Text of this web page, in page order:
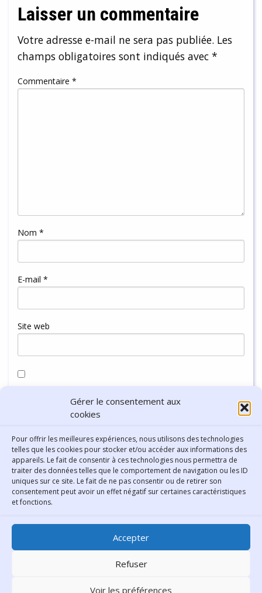
Gérer le consentement aux
cookies
Pour offrir les meilleures expériences, nous utilisons des technologies
telles que les cookies pour stocker et/ou accéder aux informations des
appareils. Le fait de consentir à ces technologies nous permettra de
traiter des données telles que le comportement de navigation ou les ID
uniques sur ce site. Le fait de ne pas consentir ou de retirer son
consentement peut avoir un effet négatif sur certaines caractéristiques
et fonctions.
Accepter
Refuser
Voir les préférences
Laisser un commentaire
Votre adresse e-mail ne sera pas publiée. Les
champs obligatoires sont indiqués avec *
Commentaire *
Nom *
E-mail *
Site web
navigateur pour mon prochain commentaire.
Bibliothèque municipale de
Lyon
30 Boulevard Vivier-Merle